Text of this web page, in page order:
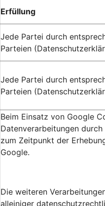
Erfüllung
Jede Partei durch
Parteien
Jede Partei durch
Parteien
Beim Einsatz von Google
Datenverarbeitungen
zum Zeitpunkt der
Google.
Die weiteren
alleiniger